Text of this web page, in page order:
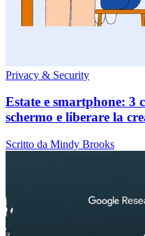
Privacy & Security
Estate e smartphone: 3
schermo e liberare la
Scritto da Mindy Brooks